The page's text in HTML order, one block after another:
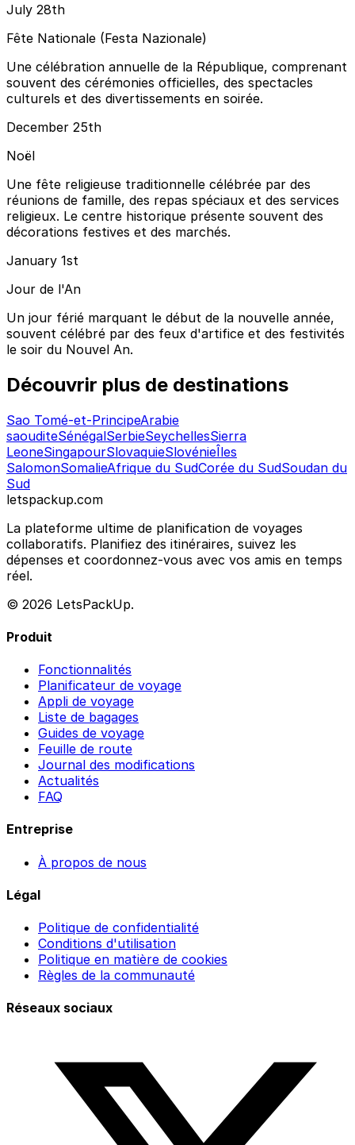
July 28th
Fête Nationale (Festa Nazionale)
Une célébration annuelle de la République, comprenant
souvent des cérémonies officielles, des spectacles
culturels et des divertissements en soirée.
December 25th
Noël
Une fête religieuse traditionnelle célébrée par des
réunions de famille, des repas spéciaux et des services
religieux. Le centre historique présente souvent des
décorations festives et des marchés.
January 1st
Jour de l'An
Un jour férié marquant le début de la nouvelle année,
souvent célébré par des feux d'artifice et des festivités
le soir du Nouvel An.
Découvrir plus de destinations
Sao Tomé-et-PrincipeArabie
saouditeSénégalSerbieSeychellesSierra
LeoneSingapourSlovaquieSlovénieÎles
SalomonSomalieAfrique du SudCorée du SudSoudan du
Sud
letspackup.com
La plateforme ultime de planification de voyages
collaboratifs. Planifiez des itinéraires, suivez les
dépenses et coordonnez-vous avec vos amis en temps
réel.
© 2026 LetsPackUp.
Produit
Fonctionnalités
Planificateur de voyage
Appli de voyage
Liste de bagages
Guides de voyage
Feuille de route
Journal des modifications
Actualités
FAQ
Entreprise
À propos de nous
Légal
Politique de confidentialité
Conditions d'utilisation
Politique en matière de cookies
Règles de la communauté
Réseaux sociaux